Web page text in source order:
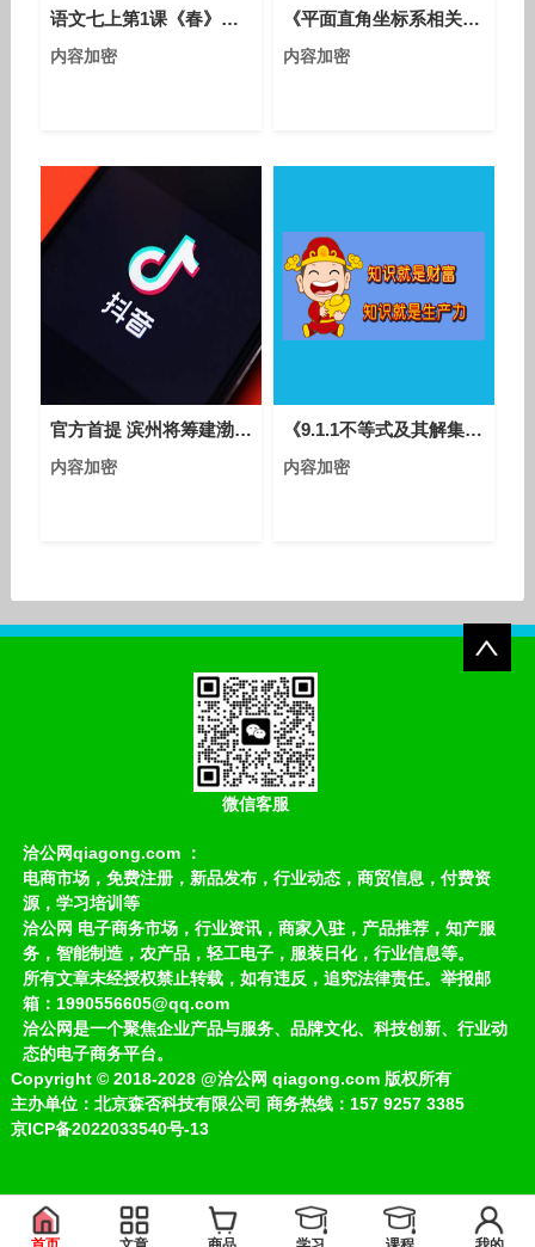
语文七上第1课《春》课堂教学视频实录-王晶晶
内容加密
《平面直角坐标系相关概念》优质课评比视频-人教版初中数学七年级下册
内容加密
官方首提 滨州将筹建渤海科技大学 可容纳66
内容加密
《9.1.1不等式及其解集》优质课评比视频-人教版初中数学七年级下册
内容加密
微信客服
洽公网qiagong.com ：
电商市场，免费注册，新品发布，行业动态，商贸信息，付费资
源，学习培训等
洽公网 电子商务市场，行业资讯，商家入驻，产品推荐，知产服
务，智能制造，农产品，轻工电子，服装日化，行业信息等。
所有文章未经授权禁止转载，如有违反，追究法律责任。举报邮
箱：1990556605@qq.com
洽公网是一个聚焦企业产品与服务、品牌文化、科技创新、行业动
态的电子商务平台。
Copyright ©2018-2028 @洽公网 qiagong.com 版权所有
主办单位：北京森否科技有限公司 商务热线：157 9257 3385
京ICP备2022033540号-13